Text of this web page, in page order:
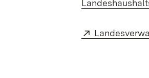
Extern: